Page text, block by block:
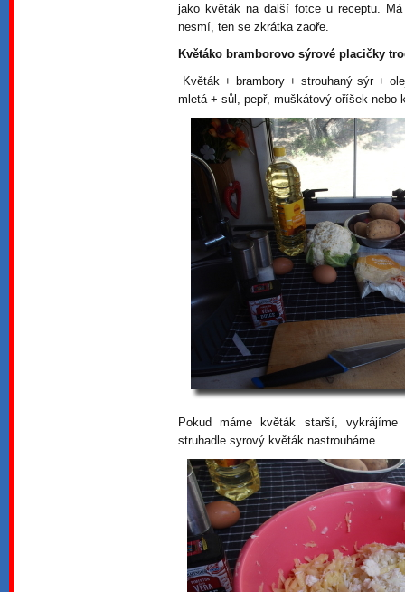
jako květák na další fotce u receptu.
nesmí, ten se zkrátka zaoře.
Květáko bramborovo sýrové placičky
Květák + brambory + strouhaný sýr +
mletá + sůl, pepř, muškátový oříšek nebo
Pokud máme květák starší,
struhadle syrový květák nastrouháme.